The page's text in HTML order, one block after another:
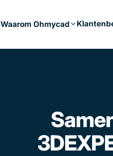
Waarom Ohmycad